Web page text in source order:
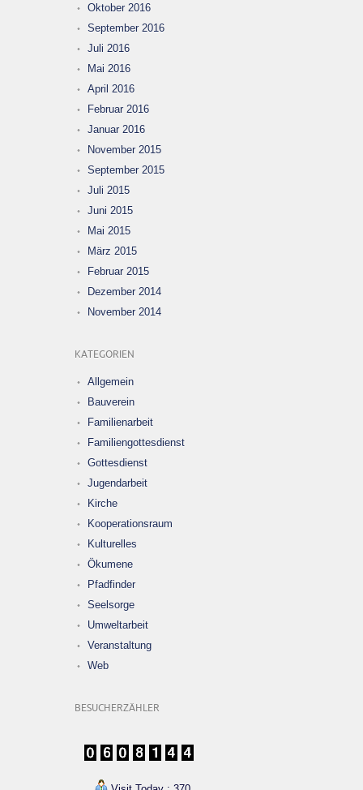
Oktober 2016
September 2016
Juli 2016
Mai 2016
April 2016
Februar 2016
Januar 2016
November 2015
September 2015
Juli 2015
Juni 2015
Mai 2015
März 2015
Februar 2015
Dezember 2014
November 2014
KATEGORIEN
Allgemein
Bauverein
Familienarbeit
Familiengottesdienst
Gottesdienst
Jugendarbeit
Kirche
Kooperationsraum
Kulturelles
Ökumene
Pfadfinder
Seelsorge
Umweltarbeit
Veranstaltung
Web
BESUCHERZÄHLER